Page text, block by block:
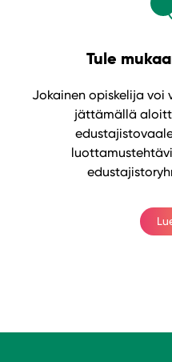
Tule
Jokainen opiskelija
jättämällä